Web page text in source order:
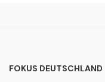
FOKUS DEUTSCHLAND